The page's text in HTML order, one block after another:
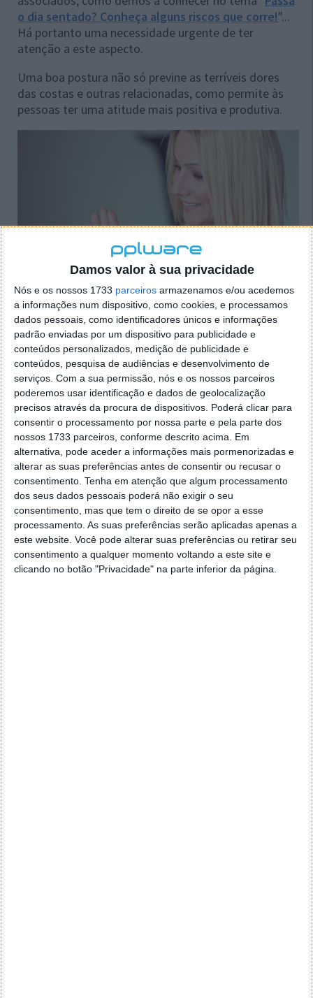
Damos valor à sua privacidade
Nós e os nossos 1733 parceiros armazenamos e/ou acedemos
a informações num dispositivo, como cookies, e processamos
dados pessoais, como identificadores únicos e informações
padrão enviadas por um dispositivo para publicidade e
conteúdos personalizados, medição de publicidade e
conteúdos, pesquisa de audiências e desenvolvimento de
serviços. Com a sua permissão, nós e os nossos parceiros
poderemos usar identificação e dados de geolocalização
precisos através da procura de dispositivos. Poderá clicar para
consentir o processamento por nossa parte e pela parte dos
nossos 1733 parceiros, conforme descrito acima. Em
alternativa, pode aceder a informações mais pormenorizadas e
alterar as suas preferências antes de consentir ou recusar o
consentimento. Tenha em atenção que algum processamento
dos seus dados pessoais poderá não exigir o seu
consentimento, mas que tem o direito de se opor a esse
processamento. As suas preferências serão aplicadas apenas a
este website. Você pode alterar suas preferências ou retirar seu
consentimento a qualquer momento voltando a este site e
clicando no botão "Privacidade" na parte inferior da página.
o dia sentado? Conheça alguns riscos que corre!"...
Há portanto uma necessidade urgente de ter
atenção a este aspecto.
Uma boa postura não só previne as terríveis dores
das costas e outras relacionadas, como permite às
pessoas ter uma atitude mais positiva e produtiva.
UpRight foi desenhado para ajudar os utilizadores a
perceber qual é a postura perfeita e evitar dores
musculares. O UpRight, que actualmente está a
angariar 200% do pedido de financiamento no
Indiegogo, é um pequeno e discreto dispositivo que
é colado no fundo das costas do utilizador,
recorrendo a um adesivo hipoalergénico e que em
poucas semanas treina a pessoa a ter uma postura
correcta, quer sentada quer de pé, limpa de "vícios"
das rotinas diárias.
O interesse cresce quando percebemos que estes
equipamentos começam a ter a "inteligência" de nos
estudar. O dispositivo monitoriza constantemente a
postura do utilizador e vibra suavemente para alertá-
los para que se sentem ou fiquem de pé quando